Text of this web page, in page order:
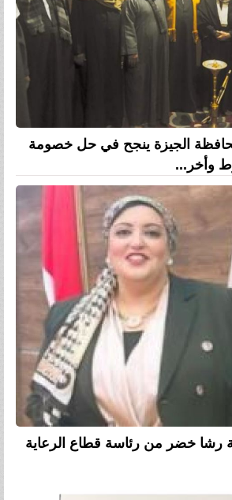
الجيزة ينجح في حل خصومة
وأخر...
رشا خضر من رئاسة قطاع الرعاية